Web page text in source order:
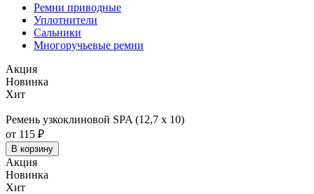
Ремни приводные
Уплотнители
Сальники
Многоручьевые ремни
Акция
Новинка
Хит
Ремень узкоклиновой SPA (12,7 х 10)
от 115 ₽
В корзину
Акция
Новинка
Хит